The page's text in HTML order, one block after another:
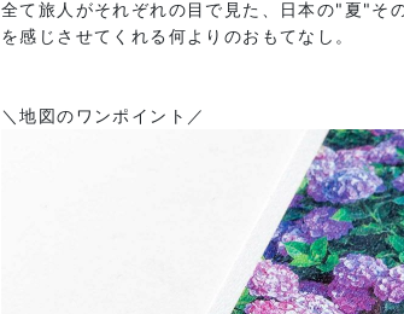
全て旅人がそれぞれの目で見た、日本の"夏"そ
を感じさせてくれる何よりのおもてなし。
＼地図のワンポイント／